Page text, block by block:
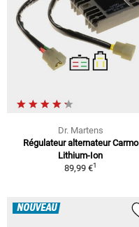
Dr. Martens
Régulateur alternateur Carmo
Lithium-Ion
89,99 €1
NOUVEAU